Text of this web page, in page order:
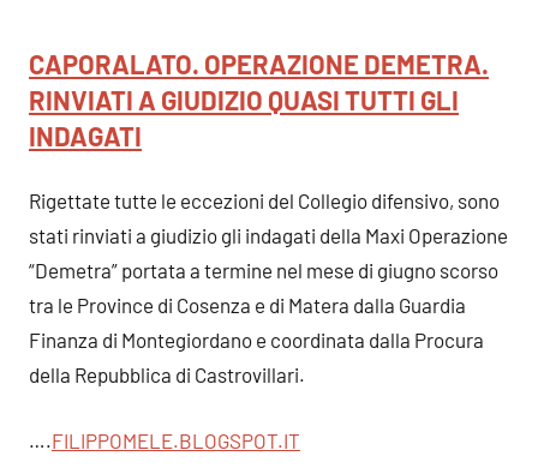
CAPORALATO. OPERAZIONE DEMETRA.
RINVIATI A GIUDIZIO QUASI TUTTI GLI
INDAGATI
Rigettate tutte le eccezioni del Collegio difensivo, sono
stati rinviati a giudizio gli indagati della Maxi Operazione
“Demetra” portata a termine nel mese di giugno scorso
tra le Province di Cosenza e di Matera dalla Guardia
Finanza di Montegiordano e coordinata dalla Procura
della Repubblica di Castrovillari.
….FILIPPOMELE.BLOGSPOT.IT